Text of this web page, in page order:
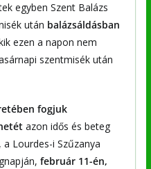
egyben Szent Balázs
után balázsáldásban
ezen a napon nem
szentmisék után
fogjuk
azon idős és beteg
Lourdes-i Szűzanya
február 11-én,